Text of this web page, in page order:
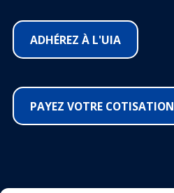
ADHÉREZ À L'UIA
PAYEZ VOTRE COTISATION